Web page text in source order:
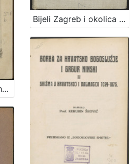
Bijeli Zagreb i okolica u opisu i slikama : sa malim rječnikom, praktičnim uputama, planom grada Zagreba i željezničkom kartom
Bi-li k slavstvu ili ka hrvatstvu? : dva razgovora